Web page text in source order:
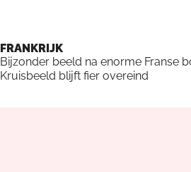
FRANKRIJK
Bijzonder beeld na enorme Franse
Kruisbeeld blijft fier overeind